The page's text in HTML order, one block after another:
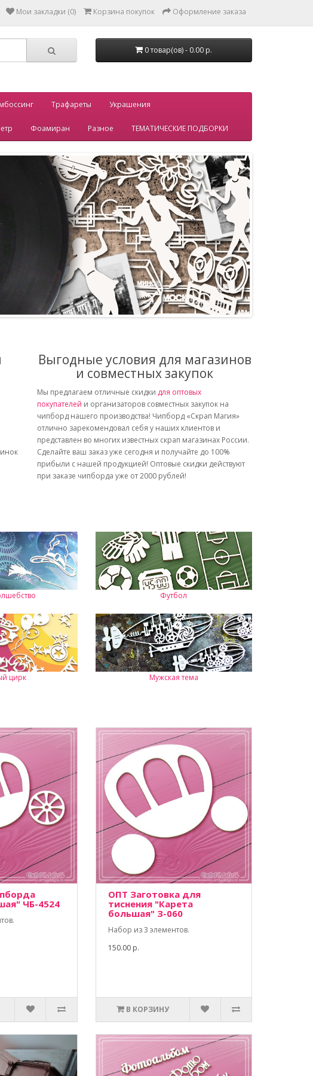
Мои закладки (0) Корзина покупок Оформление заказа
0 товар(ов) - 0.00 р.
Трафареты Украшения
Фоамиран Разное ТЕМАТИЧЕСКИЕ ПОДБОРКИ
Выгодные условия для магазинов
и совместных закупок
Мы предлагаем отличные скидки для оптовых
покупателей и организаторов совместных закупок на
чипборд нашего производства! Чипборд «Скрап Магия»
отлично зарекомендовал себя у наших клиентов и
представлен во многих известных скрап магазинах России.
Сделайте ваш заказ уже сегодня и получайте до 100%
прибыли с нашей продукцией! Оптовые скидки действуют
при заказе чипборда уже от 2000 рублей!
Футбол
цирк Мужская тема
ЧБ-4524
ОПТ Заготовка для
тиснения "Карета
большая" З-060
Набор из 3 элементов.
150.00 р.
В КОРЗИНУ